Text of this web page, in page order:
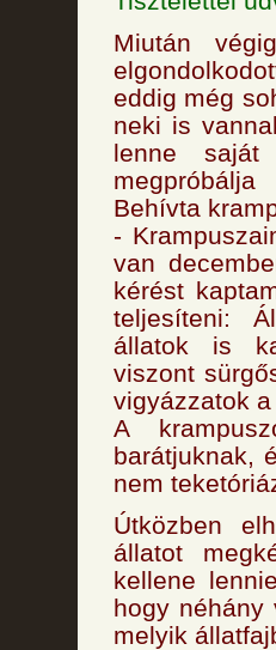
Miután
eddig még
neki is
lenne saját
Behívta
-
van
kérést
teljesíteni:
állatok is
viszont
vigyázzatok
A
barátjuknak,
nem
Útközben
állatot
kellene
hogy néhány
melyik